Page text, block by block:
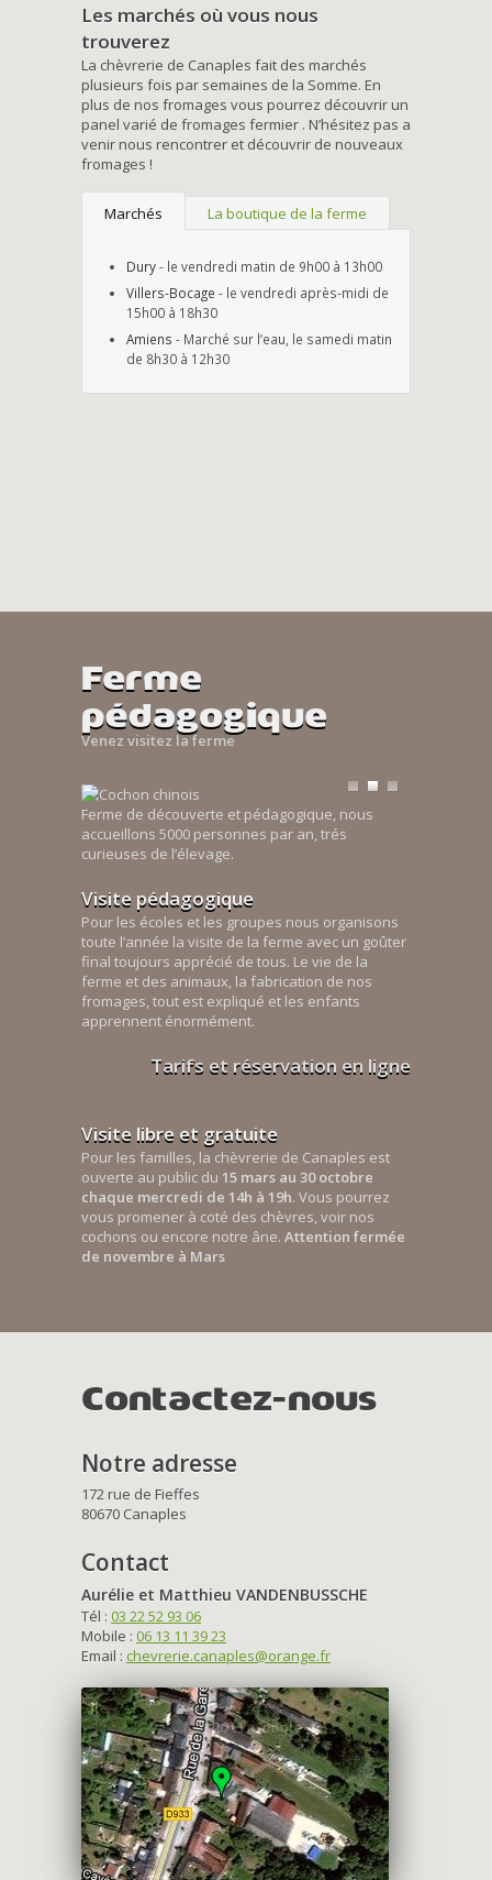
Les marchés où vous nous
trouverez
La chèvrerie de Canaples fait des marchés
plusieurs fois par semaines de la Somme. En
plus de nos fromages vous pourrez découvrir un
panel varié de fromages fermier . N’hésitez pas a
venir nous rencontrer et découvrir de nouveaux
fromages !
Marchés La boutique de la ferme
Dury- le vendredi matin de 9h00 à 13h00
Villers-Bocage - le vendredi après-midi de
15h00 à 18h30
Amiens - Marché sur l’eau, le samedi matin
de 8h30 à 12h30
Ferme
pédagogique
Venez visitez la ferme
Ferme de découverte et pédagogique, nous
accueillons 5000 personnes par an, trés
curieuses de l’élevage.
Visite pédagogique
Pour les écoles et les groupes nous organisons
toute l’année la visite de la ferme avec un goûter
final toujours apprécié de tous. Le vie de la
ferme et des animaux, la fabrication de nos
fromages, tout est expliqué et les enfants
apprennent énormément.
Tarifs et réservation en ligne
Visite libre et gratuite
Pour les familles, la chèvrerie de Canaples est
ouverte au public du 15 mars au 30 octobre
chaque mercredi de 14h à 19h. Vous pourrez
vous promener à coté des chèvres, voir nos
cochons ou encore notre âne. Attention fermée
de novembre à Mars
Contactez-nous
Notre adresse
172 rue de Fieffes
80670 Canaples
Contact
Aurélie et Matthieu VANDENBUSSCHE
Tél : 03 22 52 93 06
Mobile : 06 13 11 39 23
Email : chevrerie.canaples@orange.fr